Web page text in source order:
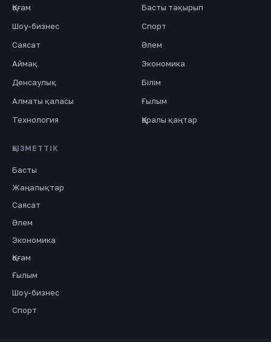
Қоғам
Басты тақырып
Шоу-бизнес
Спорт
Саясат
Әлем
Аймақ
Экономика
Денсаулық
Білім
Алматы қаласы
Ғылым
Технология
Қаралы қаңтар
ҚЫЗМЕТТІК
Басты
Жаңалықтар
Саясат
Әлем
Экономика
Қоғам
Ғылым
Шоу-бизнес
Спорт